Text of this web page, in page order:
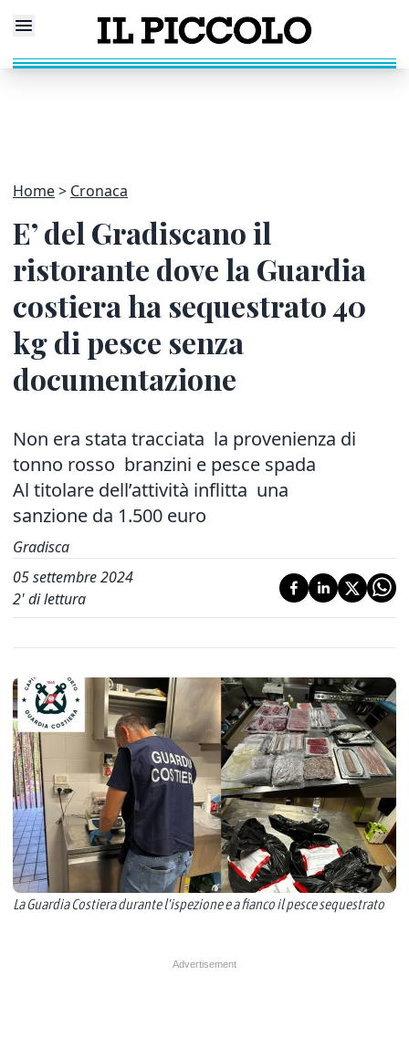
Home Cronaca
E’ del Gradiscano il
ristorante dove la Guardia
costiera ha sequestrato 40
kg di pesce senza
documentazione
Non era stata tracciata la provenienza di
tonno rosso branzini e pesce spada
Al titolare dell’attività inflitta una
sanzione da 1.500 euro
Gradisca
05 settembre 2024
2' di lettura
La Guardia Costiera durante l'ispezione e a fianco il pesce sequestrato